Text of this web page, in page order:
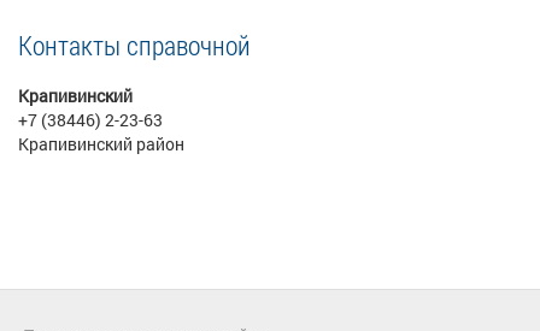
Контакты справочной
Крапивинский
+7 (38446) 2-23-63
Крапивинский район